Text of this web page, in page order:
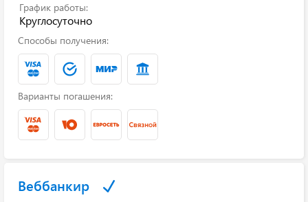
График работы:
Круглосуточно
Способы получения:
Варианты погашения:
Веббанкир